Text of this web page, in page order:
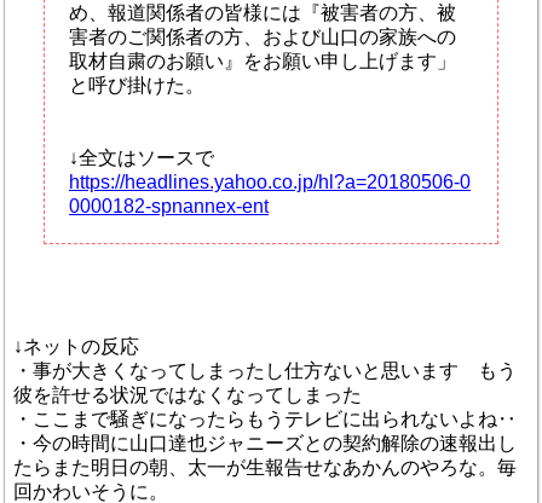
め、報道関係者の皆様には『被害者の方、被
害者のご関係者の方、および山口の家族への
取材自粛のお願い』をお願い申し上げます」
と呼び掛けた。
↓全文はソースで
https://headlines.yahoo.co.jp/hl?a=20180506-0
0000182-spnannex-ent
↓ネットの反応
・事が大きくなってしまったし仕方ないと思います もう
彼を許せる状況ではなくなってしまった
・ここまで騒ぎになったらもうテレビに出られないよね‥
・今の時間に山口達也ジャニーズとの契約解除の速報出し
たらまた明日の朝、太一が生報告せなあかんのやろな。毎
回かわいそうに。